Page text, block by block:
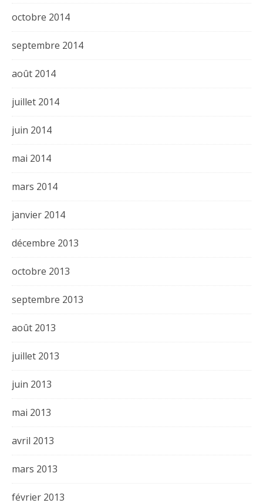
octobre 2014
septembre 2014
août 2014
juillet 2014
juin 2014
mai 2014
mars 2014
janvier 2014
décembre 2013
octobre 2013
septembre 2013
août 2013
juillet 2013
juin 2013
mai 2013
avril 2013
mars 2013
février 2013